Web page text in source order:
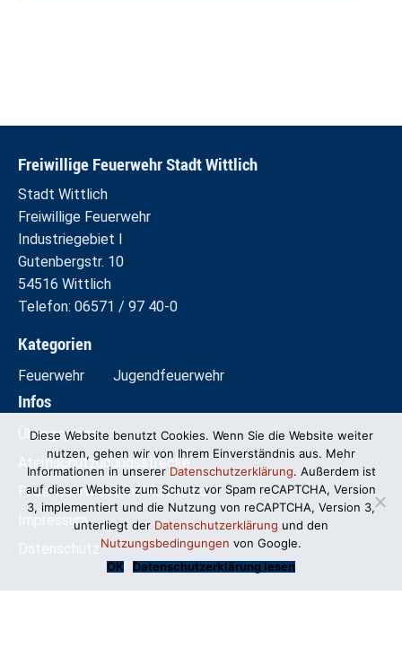
Freiwillige Feuerwehr Stadt Wittlich
Stadt Wittlich
Freiwillige Feuerwehr
Industriegebiet I
Gutenbergstr. 10
54516 Wittlich
Telefon: 06571 / 97 40-0
Kategorien
Feuerwehr Jugendfeuerwehr
Infos
Übungspläne
Atemschutzübungsstrecke
Feuerwehrwiese im Mundwald
Impressum
Diese Website benutzt Cookies. Wenn Sie die Website weiter
nutzen, gehen wir von Ihrem Einverständnis aus. Mehr
Informationen in unserer Datenschutzerklärung. Außerdem ist
auf dieser Website zum Schutz vor Spam reCAPTCHA, Version
3, implementiert und die Nutzung von reCAPTCHA, Version 3,
unterliegt der Datenschutzerklärung und den
Nutzungsbedingungen von Google.
OK
Datenschutzerklärung lesen